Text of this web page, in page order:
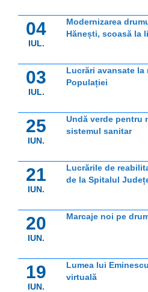
04
IUL.
Modernizarea
Hănești, scoasă la
03
IUL.
Lucrări avansate
Populației
25
IUN.
Undă verde pentru
sistemul sanitar
21
IUN.
Lucrările de
de la Spitalul
20
IUN.
Marcaje noi pe
19
IUN.
Lumea lui
virtuală